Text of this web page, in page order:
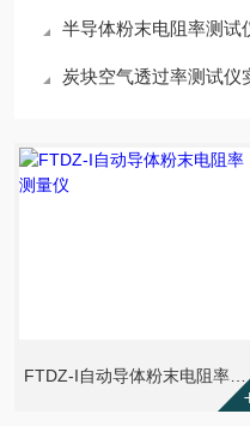
半导体粉末电阻率测试
炭块空气透过率测试仪
FTDZ-I自动导体粉末电阻率测量仪